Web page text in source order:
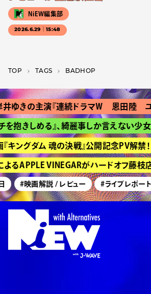
NiEW編集部
2026.6.29｜15:48
TOP T­A­G­S BADHOP
ゆきの主演『連続ドラマＷ 恩田陸 ユ
抱きしめる』、綺麗事しか言えない少女
ングダム 魂の決戦』公開記念PV解禁！
るAPPLE VINEGARがハードオフ藤枝
#映画解説 / レビュー #ライブレポート